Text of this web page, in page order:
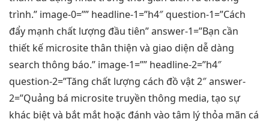
trình.” image-0=”” headline-1=”h4″ question-1=”Cách
đẩy mạnh chất lượng đầu tiên” answer-1=”Bạn cần
thiết kế microsite thân thiện và giao diện dễ dàng
search thông báo.” image-1=”” headline-2=”h4″
question-2=”Tăng chất lượng cách đồ vật 2″ answer-
2=”Quảng bá microsite truyền thông media, tạo sự
khác biệt và bắt mắt hoặc đánh vào tâm lý thỏa mãn cá